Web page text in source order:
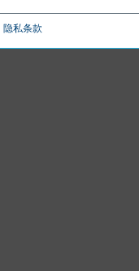
隐私条款